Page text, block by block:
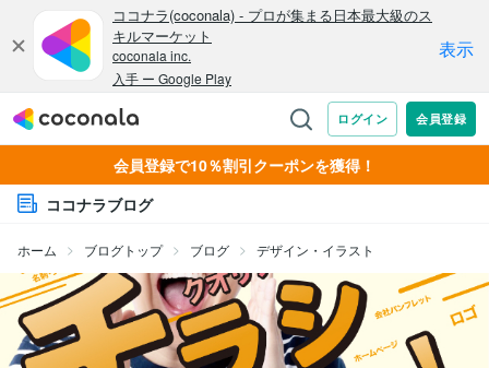
会員登録で10％割引クーポンを獲得！
ココナラブログ
ホーム ブログトップ ブログ デザイン・イラスト